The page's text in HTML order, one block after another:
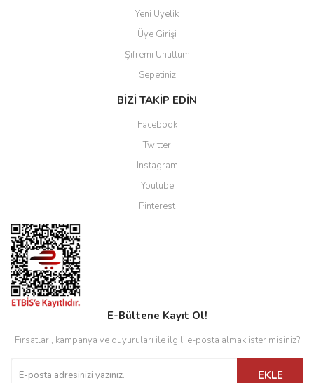
Yeni Üyelik
Üye Girişi
Şifremi Unuttum
Sepetiniz
BİZİ TAKİP EDİN
Facebook
Twitter
Instagram
Youtube
Pinterest
E-Bültene Kayıt Ol!
Fırsatları, kampanya ve duyuruları ile ilgili e-posta almak ister misiniz?
EKLE